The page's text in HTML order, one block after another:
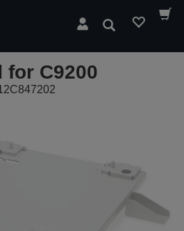
Cerca
for C9200